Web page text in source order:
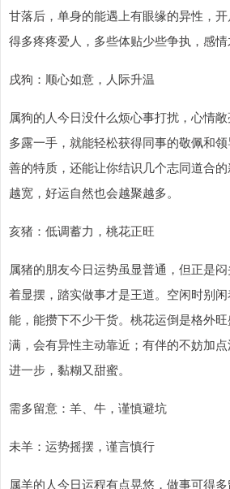
甘落后，单身的能遇上有眼缘的异性，
得多疼疼爱人，多些体贴少些争执，感情
戌狗：顺心如意，人际升温
属狗的人今日没什么烦心事打扰，心情
多露一手，就能轻松获得同事的敬佩和
善的特质，还能让你结识几个志同道合
越宽，好运自然也会越聚越多。
亥猪：低调蓄力，桃花正旺
属猪的朋友今日运势虽显普通，但正是
着显摆，踏实做事才是王道。空闲时别
能，能攒下不少干货。桃花运倒是格外
满，会有异性主动靠近；有伴的不妨加
进一步，黏糊又甜蜜。
需多留意：羊、牛，谨慎避坑
未羊：运势摇摆，谨言慎行
属羊的人今日运程有点晃悠，做事可得